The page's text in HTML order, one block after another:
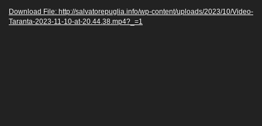
Download File: http://salvatorepuglia.info/wp-content/uploads/2023/10/Video-
Taranta-2023-11-10-at-20.44.38.mp4?_=1